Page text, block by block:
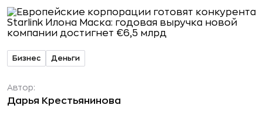
Бизнес Деньги
Автор:
Дарья Крестьянинова